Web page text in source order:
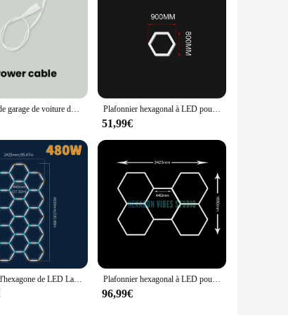
without breaking the bank.
Lumières de garage de voiture de accent d'abeille d'hexagone de LED forme de DIY Customembroidered éclairage de plafond de accent d'abeille AC85-265V éclairage réparation salon de coiffure Plafonnier hexagonal à LED pour salon de coiffure, éclairage de tube en accent d'abeille, éclairage de garage automatique, salon de coiffure, salle de sport, détails de voiture, 110V-240V
51,99€
Lumières d'hexagone de LED Lampes de garage Tube d'éclairage AC85-265V plafonniers Éclairage LED Sécurité en plastique pour garage Usine Marché dean M Plafonnier hexagonal à LED pour salon de coiffure, éclairage de tube en accent d'abeille, éclairage de garage automatique, salon de coiffure, salle de sport, détails de voiture, 110V-240V
96,99€